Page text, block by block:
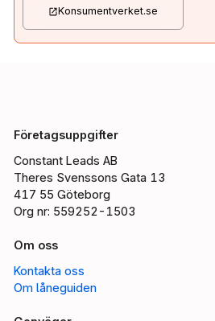
Konsumentverket.se
Företagsuppgifter
Constant Leads AB
Theres Svenssons Gata 13
417 55 Göteborg
Org nr: 559252-1503
Om oss
Kontakta oss
Om låneguiden